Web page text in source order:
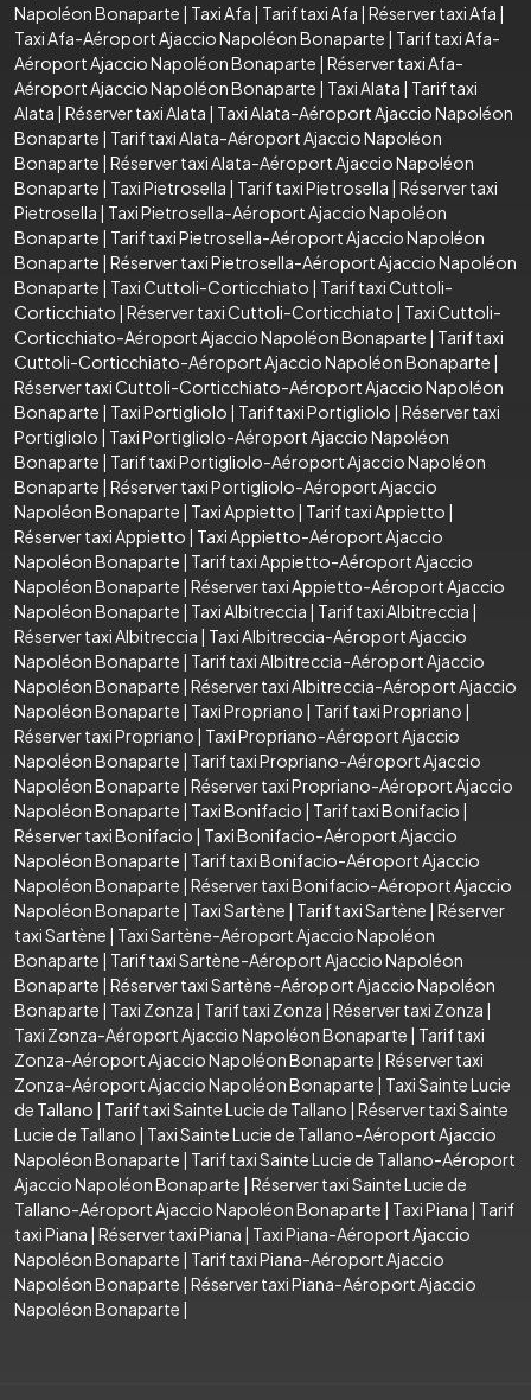
Napoléon Bonaparte | Taxi Afa | Tarif taxi Afa | Réserver taxi Afa |
Taxi Afa-Aéroport Ajaccio Napoléon Bonaparte | Tarif taxi Afa-
Aéroport Ajaccio Napoléon Bonaparte | Réserver taxi Afa-
Aéroport Ajaccio Napoléon Bonaparte | Taxi Alata | Tarif taxi
Alata | Réserver taxi Alata | Taxi Alata-Aéroport Ajaccio Napoléon
Bonaparte | Tarif taxi Alata-Aéroport Ajaccio Napoléon
Bonaparte | Réserver taxi Alata-Aéroport Ajaccio Napoléon
Bonaparte | Taxi Pietrosella | Tarif taxi Pietrosella | Réserver taxi
Pietrosella | Taxi Pietrosella-Aéroport Ajaccio Napoléon
Bonaparte | Tarif taxi Pietrosella-Aéroport Ajaccio Napoléon
Bonaparte | Réserver taxi Pietrosella-Aéroport Ajaccio Napoléon
Bonaparte | Taxi Cuttoli-Corticchiato | Tarif taxi Cuttoli-
Corticchiato | Réserver taxi Cuttoli-Corticchiato | Taxi Cuttoli-
Corticchiato-Aéroport Ajaccio Napoléon Bonaparte | Tarif taxi
Cuttoli-Corticchiato-Aéroport Ajaccio Napoléon Bonaparte |
Réserver taxi Cuttoli-Corticchiato-Aéroport Ajaccio Napoléon
Bonaparte | Taxi Portigliolo | Tarif taxi Portigliolo | Réserver taxi
Portigliolo | Taxi Portigliolo-Aéroport Ajaccio Napoléon
Bonaparte | Tarif taxi Portigliolo-Aéroport Ajaccio Napoléon
Bonaparte | Réserver taxi Portigliolo-Aéroport Ajaccio
Napoléon Bonaparte | Taxi Appietto | Tarif taxi Appietto |
Réserver taxi Appietto | Taxi Appietto-Aéroport Ajaccio
Napoléon Bonaparte | Tarif taxi Appietto-Aéroport Ajaccio
Napoléon Bonaparte | Réserver taxi Appietto-Aéroport Ajaccio
Napoléon Bonaparte | Taxi Albitreccia | Tarif taxi Albitreccia |
Réserver taxi Albitreccia | Taxi Albitreccia-Aéroport Ajaccio
Napoléon Bonaparte | Tarif taxi Albitreccia-Aéroport Ajaccio
Napoléon Bonaparte | Réserver taxi Albitreccia-Aéroport Ajaccio
Napoléon Bonaparte | Taxi Propriano | Tarif taxi Propriano |
Réserver taxi Propriano | Taxi Propriano-Aéroport Ajaccio
Napoléon Bonaparte | Tarif taxi Propriano-Aéroport Ajaccio
Napoléon Bonaparte | Réserver taxi Propriano-Aéroport Ajaccio
Napoléon Bonaparte | Taxi Bonifacio | Tarif taxi Bonifacio |
Réserver taxi Bonifacio | Taxi Bonifacio-Aéroport Ajaccio
Napoléon Bonaparte | Tarif taxi Bonifacio-Aéroport Ajaccio
Napoléon Bonaparte | Réserver taxi Bonifacio-Aéroport Ajaccio
Napoléon Bonaparte | Taxi Sartène | Tarif taxi Sartène | Réserver
taxi Sartène | Taxi Sartène-Aéroport Ajaccio Napoléon
Bonaparte | Tarif taxi Sartène-Aéroport Ajaccio Napoléon
Bonaparte | Réserver taxi Sartène-Aéroport Ajaccio Napoléon
Bonaparte | Taxi Zonza | Tarif taxi Zonza | Réserver taxi Zonza |
Taxi Zonza-Aéroport Ajaccio Napoléon Bonaparte | Tarif taxi
Zonza-Aéroport Ajaccio Napoléon Bonaparte | Réserver taxi
Zonza-Aéroport Ajaccio Napoléon Bonaparte | Taxi Sainte Lucie
de Tallano | Tarif taxi Sainte Lucie de Tallano | Réserver taxi Sainte
Lucie de Tallano | Taxi Sainte Lucie de Tallano-Aéroport Ajaccio
Napoléon Bonaparte | Tarif taxi Sainte Lucie de Tallano-Aéroport
Ajaccio Napoléon Bonaparte | Réserver taxi Sainte Lucie de
Tallano-Aéroport Ajaccio Napoléon Bonaparte | Taxi Piana | Tarif
taxi Piana | Réserver taxi Piana | Taxi Piana-Aéroport Ajaccio
Napoléon Bonaparte | Tarif taxi Piana-Aéroport Ajaccio
Napoléon Bonaparte | Réserver taxi Piana-Aéroport Ajaccio
Napoléon Bonaparte |